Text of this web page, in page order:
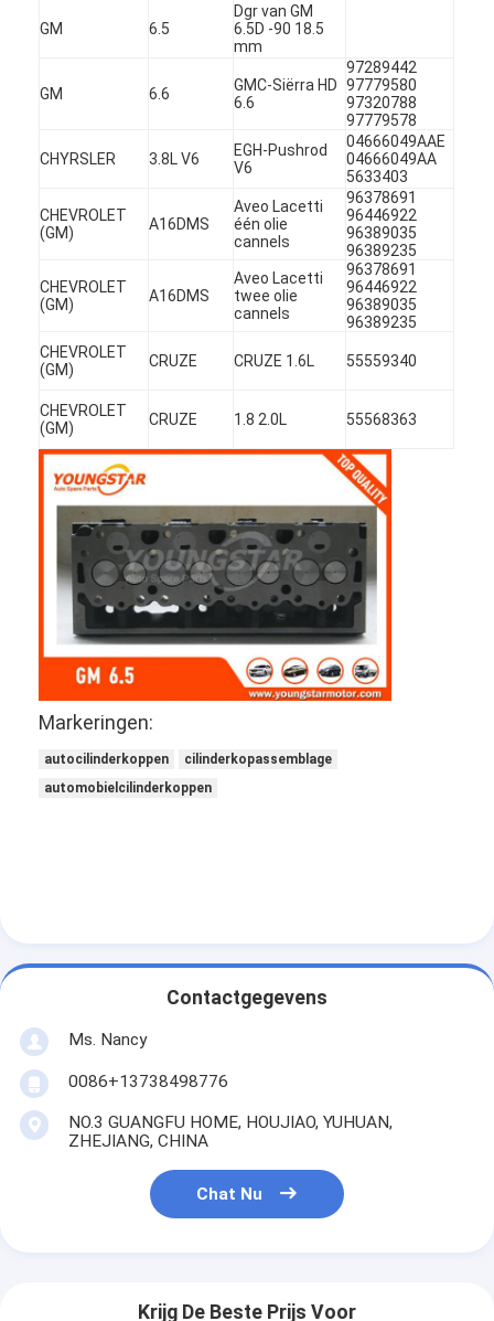
Thuis
Producten
Video's
Neem contact met ons op
Chat Nu
het blok van de motorcilinder
VOLLEDIGE CILINDERKOP
GM 6.5
Dgr van GM
6.5D -90 18.5
mm
GM 6.6
GMC-Siërra HD
6.6
97289442
97779580
97320788
97779578
CHYRSLER 3.8L V6
EGH-Pushrod
V6
04666049AAE
04666049AA
5633403
CHEVROLET
(GM)
A16DMS
Aveo Lacetti
één olie
cannels
96378691
96446922
96389035
96389235
CHEVROLET
(GM)
A16DMS
Aveo Lacetti
twee olie
cannels
96378691
96446922
96389035
96389235
CHEVROLET
(GM)
CRUZE CRUZE 1.6L 55559340
CHEVROLET
(GM)
CRUZE 1.8 2.0L 55568363
Markeringen:
autocilinderkoppen
cilinderkopassemblage
automobielcilinderkoppen
Contactgegevens
Ms. Nancy
0086+13738498776
NO.3 GUANGFU HOME, HOUJIAO, YUHUAN,
ZHEJIANG, CHINA
Chat Nu
Krijg De Beste Prijs Voor